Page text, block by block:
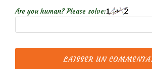
Are you human? Please solve: